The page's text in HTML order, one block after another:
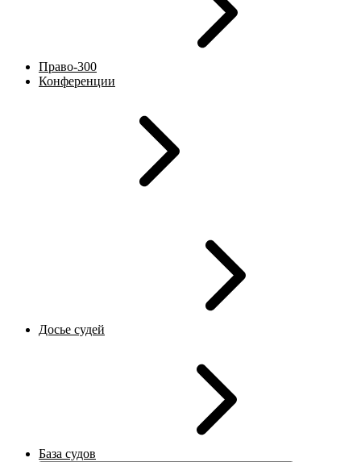
Право-300
Конференции
Досье судей
База судов